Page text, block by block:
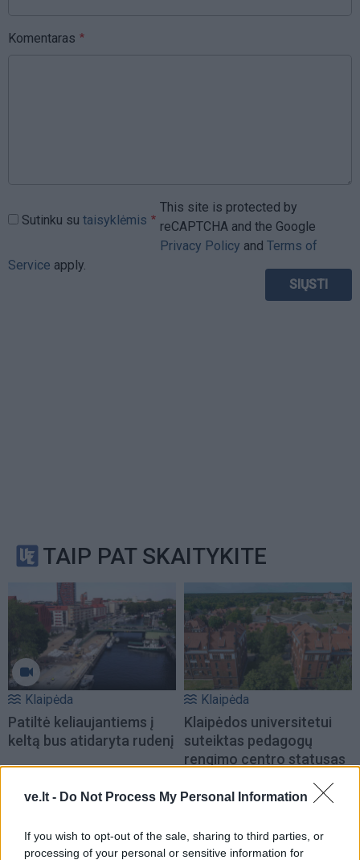
ve.lt - Do Not Process My Personal Information
If you wish to opt-out of the sale, sharing to third parties, or
processing of your personal or sensitive information for
Komentaras
Sutinku su taisyklėmis
This site is protected by
reCAPTCHA and the Google
Privacy Policy and Terms of
Service apply.
TAIP PAT SKAITYKITE
Klaipėda
Patiltė keliaujantiems į
keltą bus atidaryta rudenį
Klaipėda
Klaipėdos universitetui
suteiktas pedagogų
rengimo centro statusas